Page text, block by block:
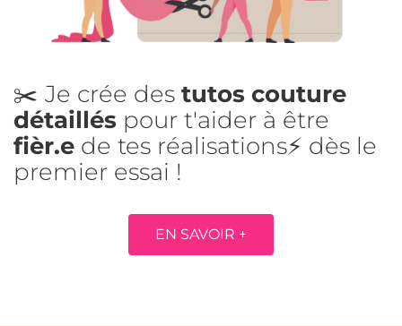
✂️ Je crée des tutos couture
détaillés pour t'aider à être
fièr.e de tes réalisations⚡ dès le
premier essai !
EN SAVOIR +